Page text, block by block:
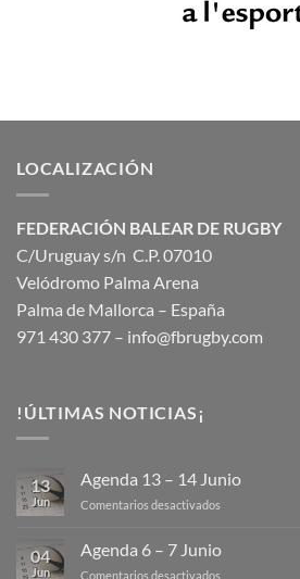
LOCALIZACIÓN
FEDERACIÓN BALEAR DE RUGBY
C/Uruguay s/n C.P. 07010
Velódromo Palma Arena
Palma de Mallorca – España
971 430 377 – info@fbrugby.com
!ÚLTIMAS NOTICIAS¡
13
Jun
Agenda 13 – 14 Junio
Comentarios desactivados
–
04
Jun
Agenda 6 – 7 Junio
Comentarios desactivados